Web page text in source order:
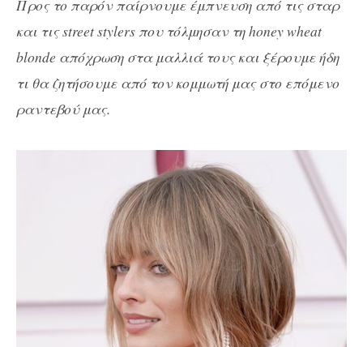
Προς το παρόν παίρνουμε έμπνευση από τις σταρ
και τις street stylers που τόλμησαν τη honey wheat
blonde απόχρωση στα μαλλιά τους και ξέρουμε ήδη
τι θα ζητήσουμε από τον κομμωτή μας στο επόμενο
ραντεβού μας.